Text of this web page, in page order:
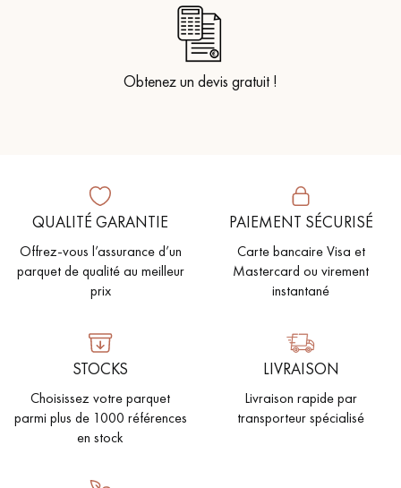
Obtenez un devis gratuit !
QUALITÉ GARANTIE
Offrez-vous l’assurance d’un
parquet de qualité au meilleur
prix
PAIEMENT SÉCURISÉ
Carte bancaire Visa et
Mastercard ou virement
instantané
STOCKS
Choisissez votre parquet
parmi plus de 1000 références
en stock
LIVRAISON
Livraison rapide par
transporteur spécialisé